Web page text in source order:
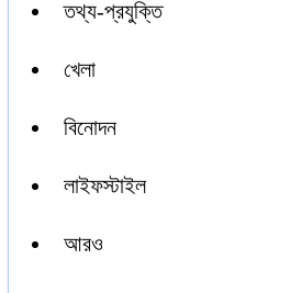
তথ্য-প্রযুক্তি
খেলা
বিনোদন
লাইফস্টাইল
আরও